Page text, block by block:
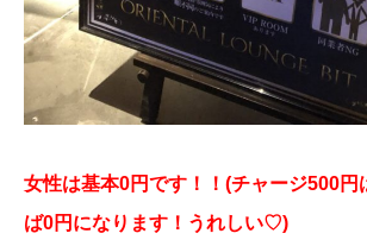
女性は基本0円です！！(チャージ500円
ば0円になります！うれしい♡)